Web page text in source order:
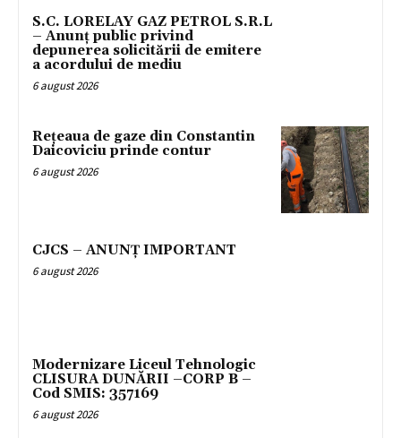
S.C. LORELAY GAZ PETROL S.R.L
– Anunț public privind
depunerea solicitării de emitere
a acordului de mediu
6 august 2026
Rețeaua de gaze din Constantin
Daicoviciu prinde contur
6 august 2026
CJCS – ANUNȚ IMPORTANT
6 august 2026
Modernizare Liceul Tehnologic
CLISURA DUNĂRII –CORP B –
Cod SMIS: 357169
6 august 2026